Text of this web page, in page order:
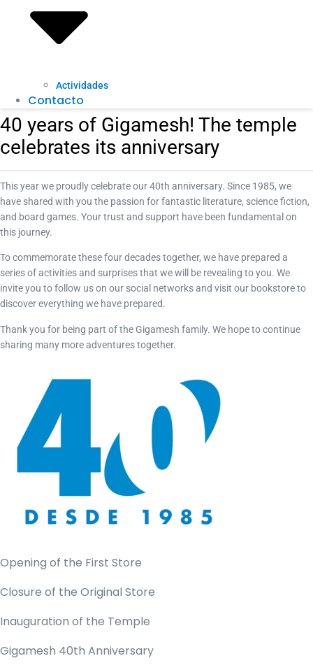
Actividades
Contacto
40 years of Gigamesh! The temple
celebrates its anniversary
This year we proudly celebrate our 40th anniversary. Since 1985, we
have shared with you the passion for fantastic literature, science fiction,
and board games. Your trust and support have been fundamental on
this journey.
To commemorate these four decades together, we have prepared a
series of activities and surprises that we will be revealing to you. We
invite you to follow us on our social networks and visit our bookstore to
discover everything we have prepared.
Thank you for being part of the Gigamesh family. We hope to continue
sharing many more adventures together.
Opening of the First Store
Closure of the Original Store
Inauguration of the Temple
Gigamesh 40th Anniversary